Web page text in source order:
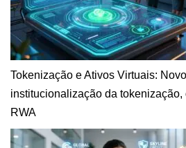
Tokenização e Ativos Virtuais:
institucionalização da tokenização,
RWA